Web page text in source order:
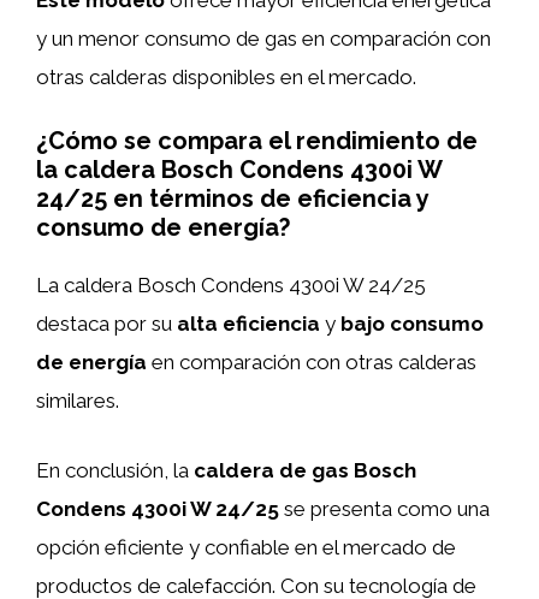
y un menor consumo de gas en comparación con
otras calderas disponibles en el mercado.
¿Cómo se compara el rendimiento de
la caldera Bosch Condens 4300i W
24/25 en términos de eficiencia y
consumo de energía?
La caldera Bosch Condens 4300i W 24/25
destaca por su alta eficiencia y bajo consumo
de energía en comparación con otras calderas
similares.
En conclusión, la caldera de gas Bosch
Condens 4300i W 24/25 se presenta como una
opción eficiente y confiable en el mercado de
productos de calefacción. Con su tecnología de